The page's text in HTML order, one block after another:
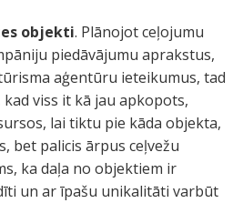
objekti. Plānojot ceļojumu
piedāvājumu aprakstus,
aģentūru ieteikumus, tad
viss it kā jau apkopots,
lai tiktu pie kāda objekta,
bet palicis ārpus ceļvežu
ka daļa no objektiem ir
un ar īpašu unikalitāti varbūt